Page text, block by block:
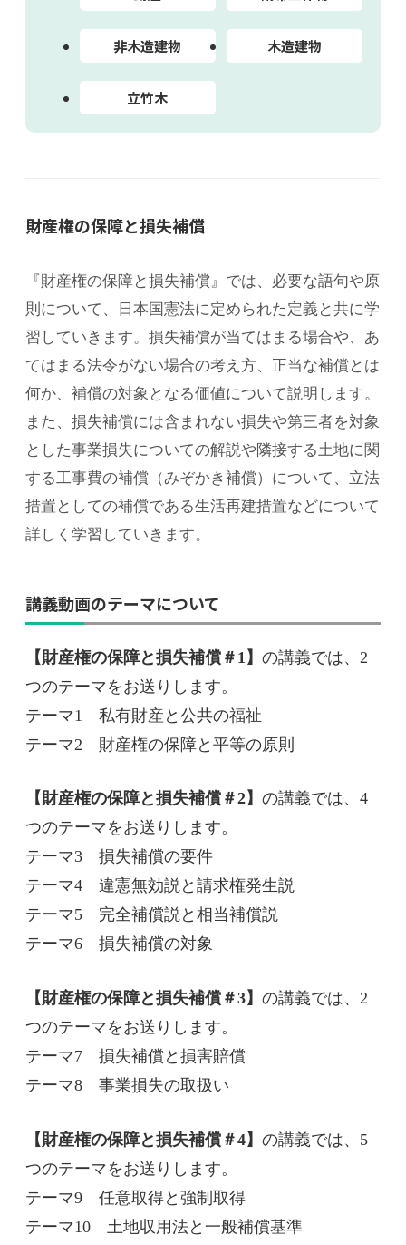
非木造建物 木造建物
立竹木
財産権の保障と損失補償
『財産権の保障と損失補償』では、必要な語句や原
則について、日本国憲法に定められた定義と共に学
習していきます。 損失補償が当てはまる場合や、あ
てはまる法令がない場合の考え方、正当な補償とは
何か、補償の対象となる価値について説明します。
また、損失補償には含まれない損失や第三者を対象
とした事業損失についての解説や隣接する土地に関
する工事費の補償（みぞかき補償）について、立法
措置としての補償である生活再建措置などについて
詳しく学習していきます。
講義動画のテーマについて
【財産権の保障と損失補償＃ 1 】 の講義では、2
つのテーマをお送りします。
テーマ1
私有財産と公共の福祉
テーマ2 財産権の保障と平等の原則
【財産権の保障と損失補償＃2】 の講義では、4
つのテーマをお送りします。
テーマ3 損失補償の要件
テーマ4 違憲無効説と請求権発生説
テーマ5 完全補償説と相当補償説
テーマ6 損失補償の対象
【財産権の保障と損失補償＃3】 の講義では、2
つのテーマをお送りします。
テーマ7 損失補償と損害賠償
テーマ8 事業損失の取扱い
【財産権の保障と損失補償＃4】 の講義では、5
つのテーマをお送りします。
テーマ9 任意取得と強制取得
テーマ10 土地収用法と一般補償基準